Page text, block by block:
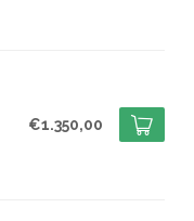
€1.350,00